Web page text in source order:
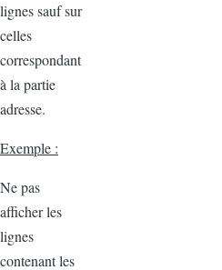
lignes sauf sur
celles
correspondant
à la partie
adresse.
Exemple :
Ne pas
afficher les
lignes
contenant les